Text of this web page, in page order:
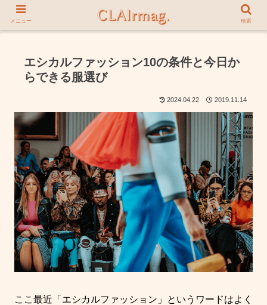
エシカルファッション10の条件と今日か
らできる服選び
2024.04.22 2019.11.14
ここ最近「エシカルファッション」というワードはよく
メニュー 検索